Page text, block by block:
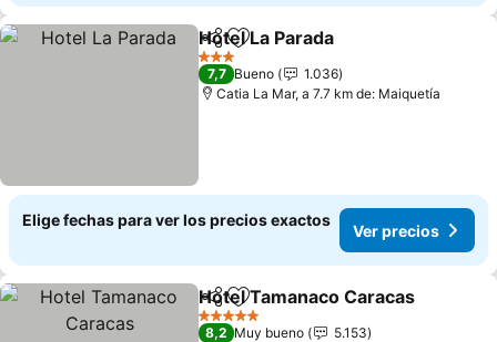
CompartirAgregar a favoritos
Hotel La Parada
3 Estrellas
7,7 Bueno
1.036
Catia La Mar, a 7.7 km de: Maiquetía
Elige fechas para ver los precios exactos
Ver precios
CompartirAgregar a favoritos
Hotel Tamanaco Caracas
5 Estrellas
8,2 Muy bueno
5.153